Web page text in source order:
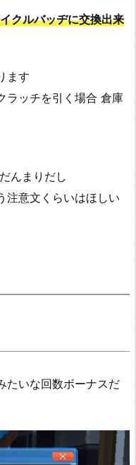
クルバッヂに交換出来
ます
ラッチを引く場合 倉庫
んまりだし
注意文くらいはほしい
たいな回数ボーナスだ